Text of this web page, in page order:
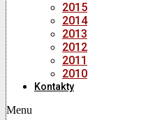
2015
2014
2013
2012
2011
2010
Kontakty
Menu